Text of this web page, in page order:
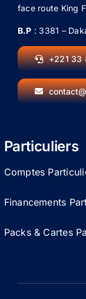
face route King
B.P : 3381 –
+221 33
Particuliers
Comptes
Financements
Packs & Cartes